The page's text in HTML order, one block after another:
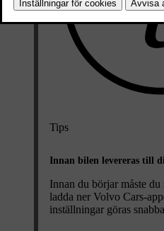
Tips
Innan bilen levereras till
Innan du börjar måste
ladda ner Volvo Cars-
inställningar göras